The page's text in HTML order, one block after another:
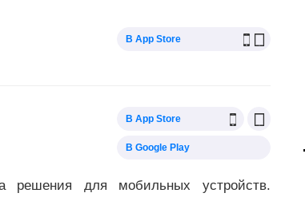
В App Store
В App Store
В Google Play
решения для мобильных устройств.